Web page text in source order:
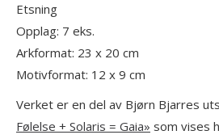
Etsning
Opplag: 7 eks.
Arkformat: 23 x 20 cm
Motivformat: 12 x 9 cm
Verket er en del av Bjørn Bjarres
Følelse + Solaris = Gaia» som vises